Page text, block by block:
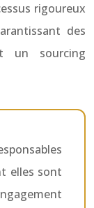
rigoureux
des
un sourcing
elles sont